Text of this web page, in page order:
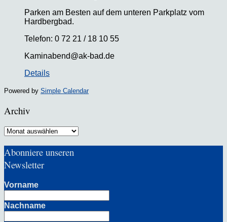
Parken am Besten auf dem unteren Parkplatz vom
Hardbergbad.
Telefon: 0 72 21 / 18 10 55
Kaminabend@ak-bad.de
Details
Powered by Simple Calendar
Archiv
Archiv
Abonniere unseren
Newsletter
Vorname
Nachname